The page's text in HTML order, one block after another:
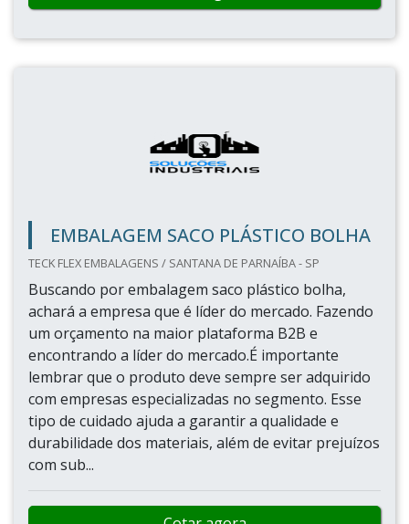
SACOS PARA EMBALAGENS A VÁCUO
MAQVAC / SÃO PAULO - SP
Os sacos para embalagens a vácuo são
embalagens resistentes que levam o que há de
mais sofisticado ao consumidor.
Cotar agora